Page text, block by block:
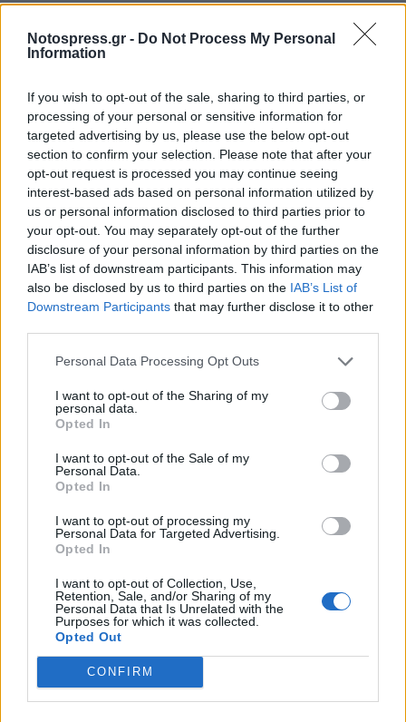
Notospress.gr - Do Not Process My Personal
Information
If you wish to opt-out of the sale, sharing to third parties, or
processing of your personal or sensitive information for
targeted advertising by us, please use the below opt-out
section to confirm your selection. Please note that after your
opt-out request is processed you may continue seeing
interest-based ads based on personal information utilized by
us or personal information disclosed to third parties prior to
your opt-out. You may separately opt-out of the further
disclosure of your personal information by third parties on the
IAB’s list of downstream participants. This information may
also be disclosed by us to third parties on the IAB’s List of
Downstream Participants that may further disclose it to other
Personal Data Processing Opt Outs
I want to opt-out of the Sharing of my
personal data.
Opted In
I want to opt-out of the Sale of my
Personal Data.
Opted In
I want to opt-out of processing my
Personal Data for Targeted Advertising.
Opted In
I want to opt-out of Collection, Use,
Retention, Sale, and/or Sharing of my
Personal Data that Is Unrelated with the
Purposes for which it was collected.
Opted Out
CONFIRM
Σχετικά Άρθρα